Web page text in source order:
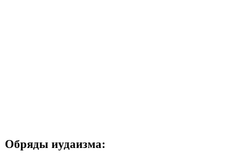
Обряды иудаизма: